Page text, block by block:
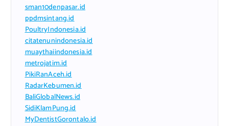
sman10denpasar.id
ppdmsintang.id
PoultryIndonesia.id
citatenunindonesia.id
muaythaiindonesia.id
metrojatim.id
PikiRanAceh.id
RadarKebumen.id
BaliGlobalNews.id
SidiKlamPung.id
MyDentistGorontalo.id